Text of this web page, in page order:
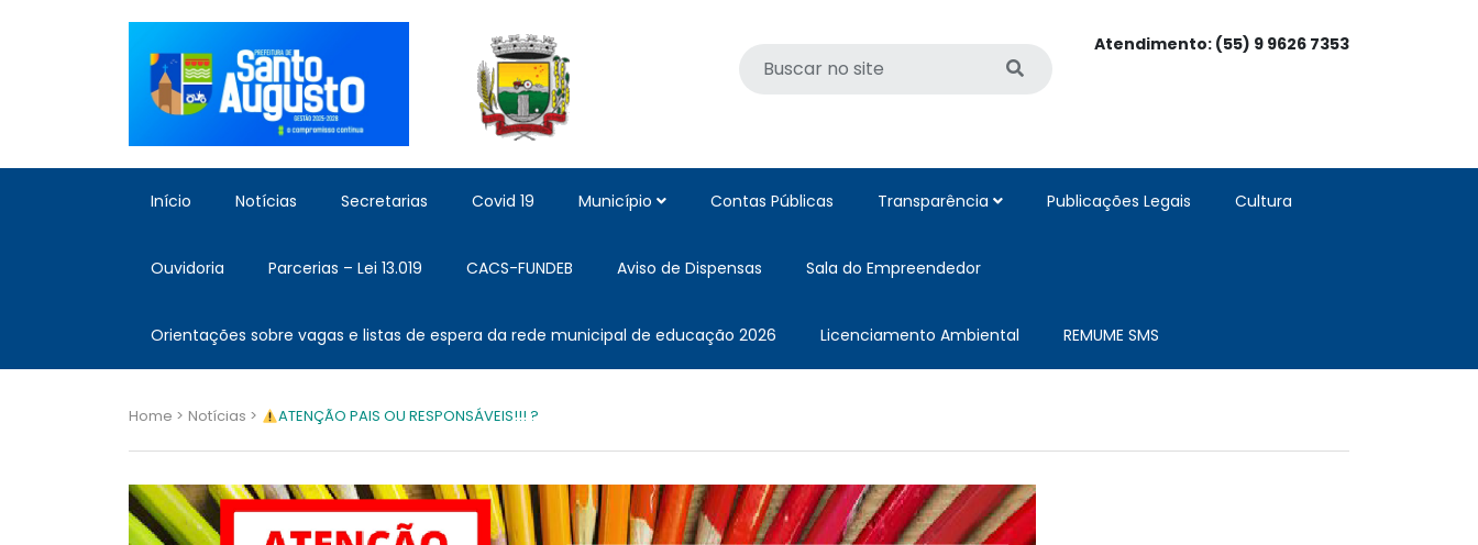
Atendimento: (55) 9 9626 7353
Início Notícias Secretarias Covid 19 Município Contas Públicas Transparência Publicações Legais Cultura
Ouvidoria Parcerias – Lei 13.019 CACS-FUNDEB Aviso de Dispensas Sala do Empreendedor
Orientações sobre vagas e listas de espera da rede municipal de educação 2026 Licenciamento Ambiental REMUME SMS
Home > Notícias > ATENÇÃO PAIS OU RESPONSÁVEIS!!! ?